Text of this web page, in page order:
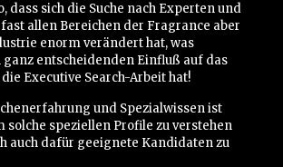
dass sich die Suche nach Experten und
allen Bereichen der Fragrance aber
enorm verändert hat, was
entscheidenden Einfluß auf das
Executive Search-Arbeit hat!
und Spezialwissen ist
solche speziellen Profile zu verstehen
auch dafür geeignete Kandidaten zu